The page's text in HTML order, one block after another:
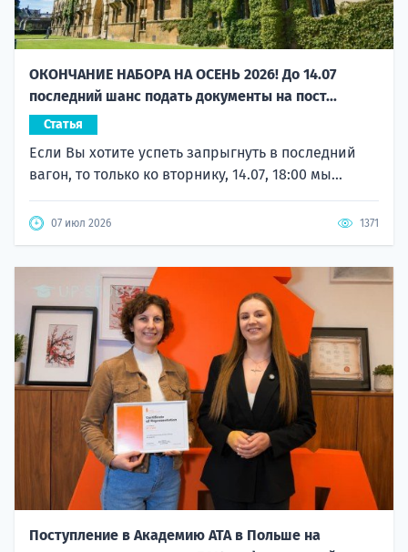
ОКОНЧАНИЕ НАБОРА НА ОСЕНЬ 2026! До 14.07
последний шанс подать документы на пост...
Статья
Если Вы хотите успеть запрыгнуть в последний
вагон, то только ко вторнику, 14.07, 18:00 мы...
07 июл 2026 1371
Поступление в Академию ATA в Польше на